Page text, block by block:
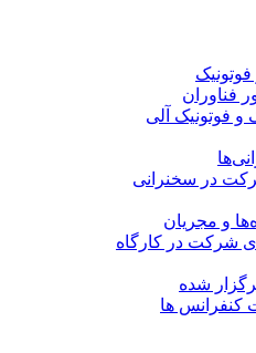
فناوران
و فوتونیک آلی
در سخنرانی
و مجریان
شرکت در کارگاه
شده
کنفرانس ها